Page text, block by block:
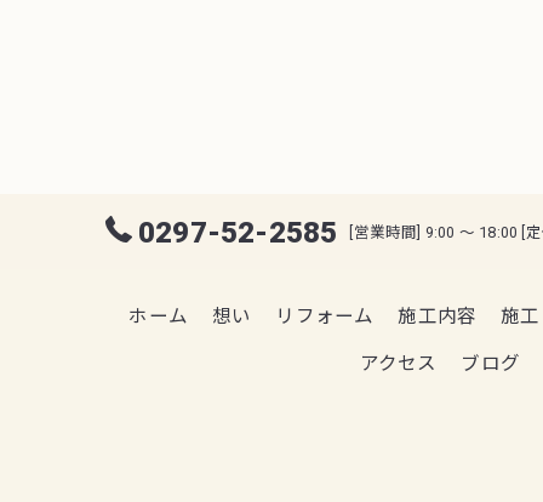
0297-52-2585 [営業時間] 9:00 ～ 18:00 [
ホーム 想い リフォーム 施工内容 施
アクセス ブログ